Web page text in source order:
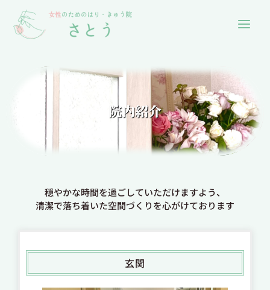
院内紹介
穏やかな時間を過ごしていただけますよう、
清潔で落ち着いた空間づくりを心がけております
玄関